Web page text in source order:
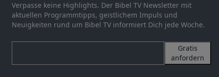
Verpasse keine Highlights. Der Bibel TV Newsletter mit
aktuellen Programmtipps, geistlichem Impuls und
Neuigkeiten rund um Bibel TV informiert Dich jede Woche.
Gratis
anfordern